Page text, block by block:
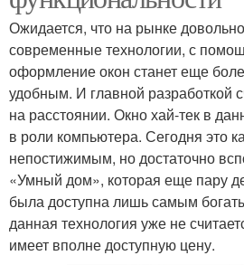
Ожидается, что на рынке
современные технологии, с
оформление окон станет еще
удобным. И главной разработкой
на расстоянии. Окно хай-тек в
в роли компьютера. Сегодня это
непостижимым, но достаточно
«Умный дом», которая еще пару
была доступна лишь самым
данная технология уже не
имеет вполне доступную цену.